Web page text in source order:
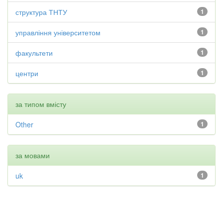
1
структура ТНТУ
1
управління університетом
1
факультети
1
центри
за типом вмісту
1
Other
за мовами
1
uk